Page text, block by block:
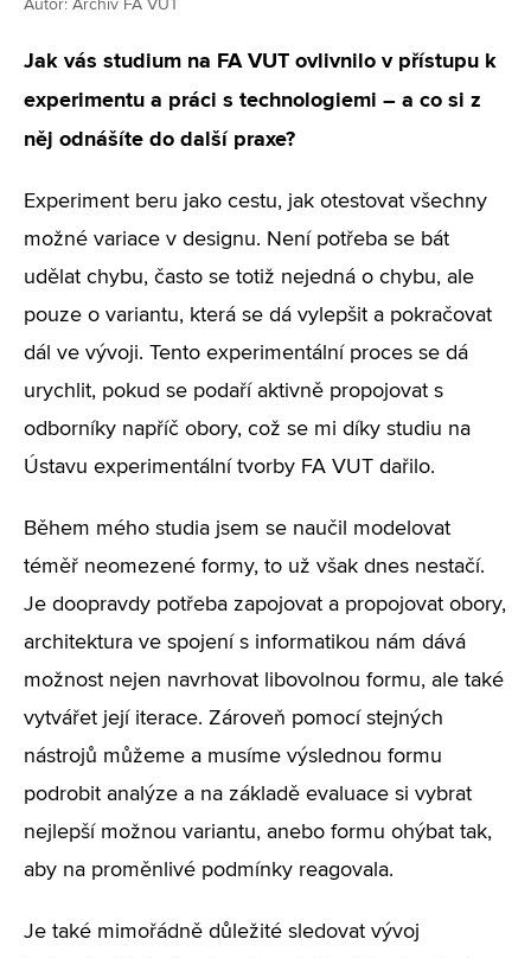
Autor: Archiv FA VUT
Jak vás studium na FA VUT ovlivnilo v přístupu k
experimentu a práci s technologiemi – a co si z
něj odnášíte do další praxe?
Experiment beru jako cestu, jak otestovat všechny
možné variace v designu. Není potřeba se bát
udělat chybu, často se totiž nejedná o chybu, ale
pouze o variantu, která se dá vylepšit a pokračovat
dál ve vývoji. Tento experimentální proces se dá
urychlit, pokud se podaří aktivně propojovat s
odborníky napříč obory, což se mi díky studiu na
Ústavu experimentální tvorby FA VUT dařilo.
Během mého studia jsem se naučil modelovat
téměř neomezené formy, to už však dnes nestačí.
Je doopravdy potřeba zapojovat a propojovat obory,
architektura ve spojení s informatikou nám dává
možnost nejen navrhovat libovolnou formu, ale také
vytvářet její iterace. Zároveň pomocí stejných
nástrojů můžeme a musíme výslednou formu
podrobit analýze a na základě evaluace si vybrat
nejlepší možnou variantu, anebo formu ohýbat tak,
aby na proměnlivé podmínky reagovala.
Je také mimořádně důležité sledovat vývoj